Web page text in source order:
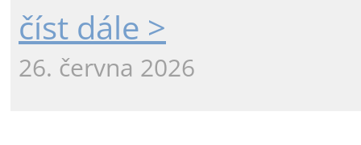
číst dále >
26. června 2026